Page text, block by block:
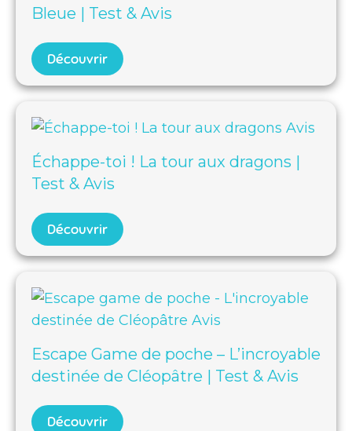
Bleue | Test & Avis
Découvrir
Échappe-toi ! La tour aux dragons |
Test & Avis
Découvrir
Escape Game de poche – L’incroyable
destinée de Cléopâtre | Test & Avis
Découvrir